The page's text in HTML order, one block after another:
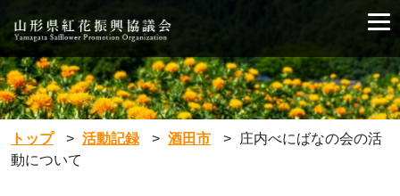
トップ > 活動記録 > 酒田市 >
庄内べにばなの会の活
動について